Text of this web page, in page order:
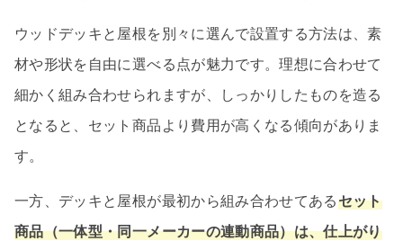
ウッドデッキと屋根を別々に選んで設置する方法は、素
材や形状を自由に選べる点が魅力です。理想に合わせて
細かく組み合わせられますが、しっかりしたものを造る
となると、セット商品より費用が高くなる傾向がありま
す。
一方、デッキと屋根が最初から組み合わせてあるセット
商品（一体型・同一メーカーの連動商品）は、仕上がり